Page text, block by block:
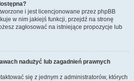
i jest licencjonowane przez phpBB
w nim jakiejś funkcji, przejdź na stronę
zagłosować na istniejące propozycje lub
nadużyć lub zagadnień prawnych
się z jednym z administratorów, których